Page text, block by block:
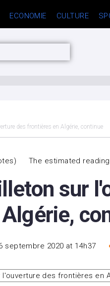
ECONOMIE CULTURE
des frontières en Algérie, continue
) The estimated
sur
septembre 2020 at 14h37